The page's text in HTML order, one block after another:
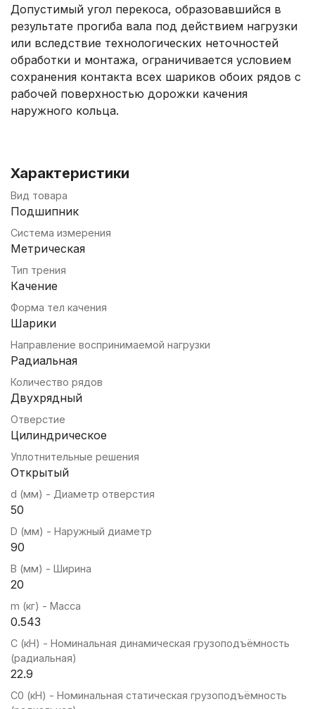
Допустимый угол перекоса, образовавшийся в
результате прогиба вала под действием нагрузки
или вследствие технологических неточностей
обработки и монтажа, ограничивается условием
сохранения контакта всех шариков обоих рядов с
рабочей поверхностью дорожки качения
наружного кольца.
Характеристики
Вид товара
Подшипник
Система измерения
Метрическая
Тип трения
Качение
Форма тел качения
Шарики
Направление воспринимаемой нагрузки
Радиальная
Количество рядов
Двухрядный
Отверстие
Цилиндрическое
Уплотнительные решения
Открытый
d (мм) - Диаметр отверстия
50
D (мм) - Наружный диаметр
90
B (мм) - Ширина
20
m (кг) - Масса
0.543
C (кН) - Номинальная динамическая грузоподъёмность
(радиальная)
22.9
C0 (кН) - Номинальная статическая грузоподъёмность